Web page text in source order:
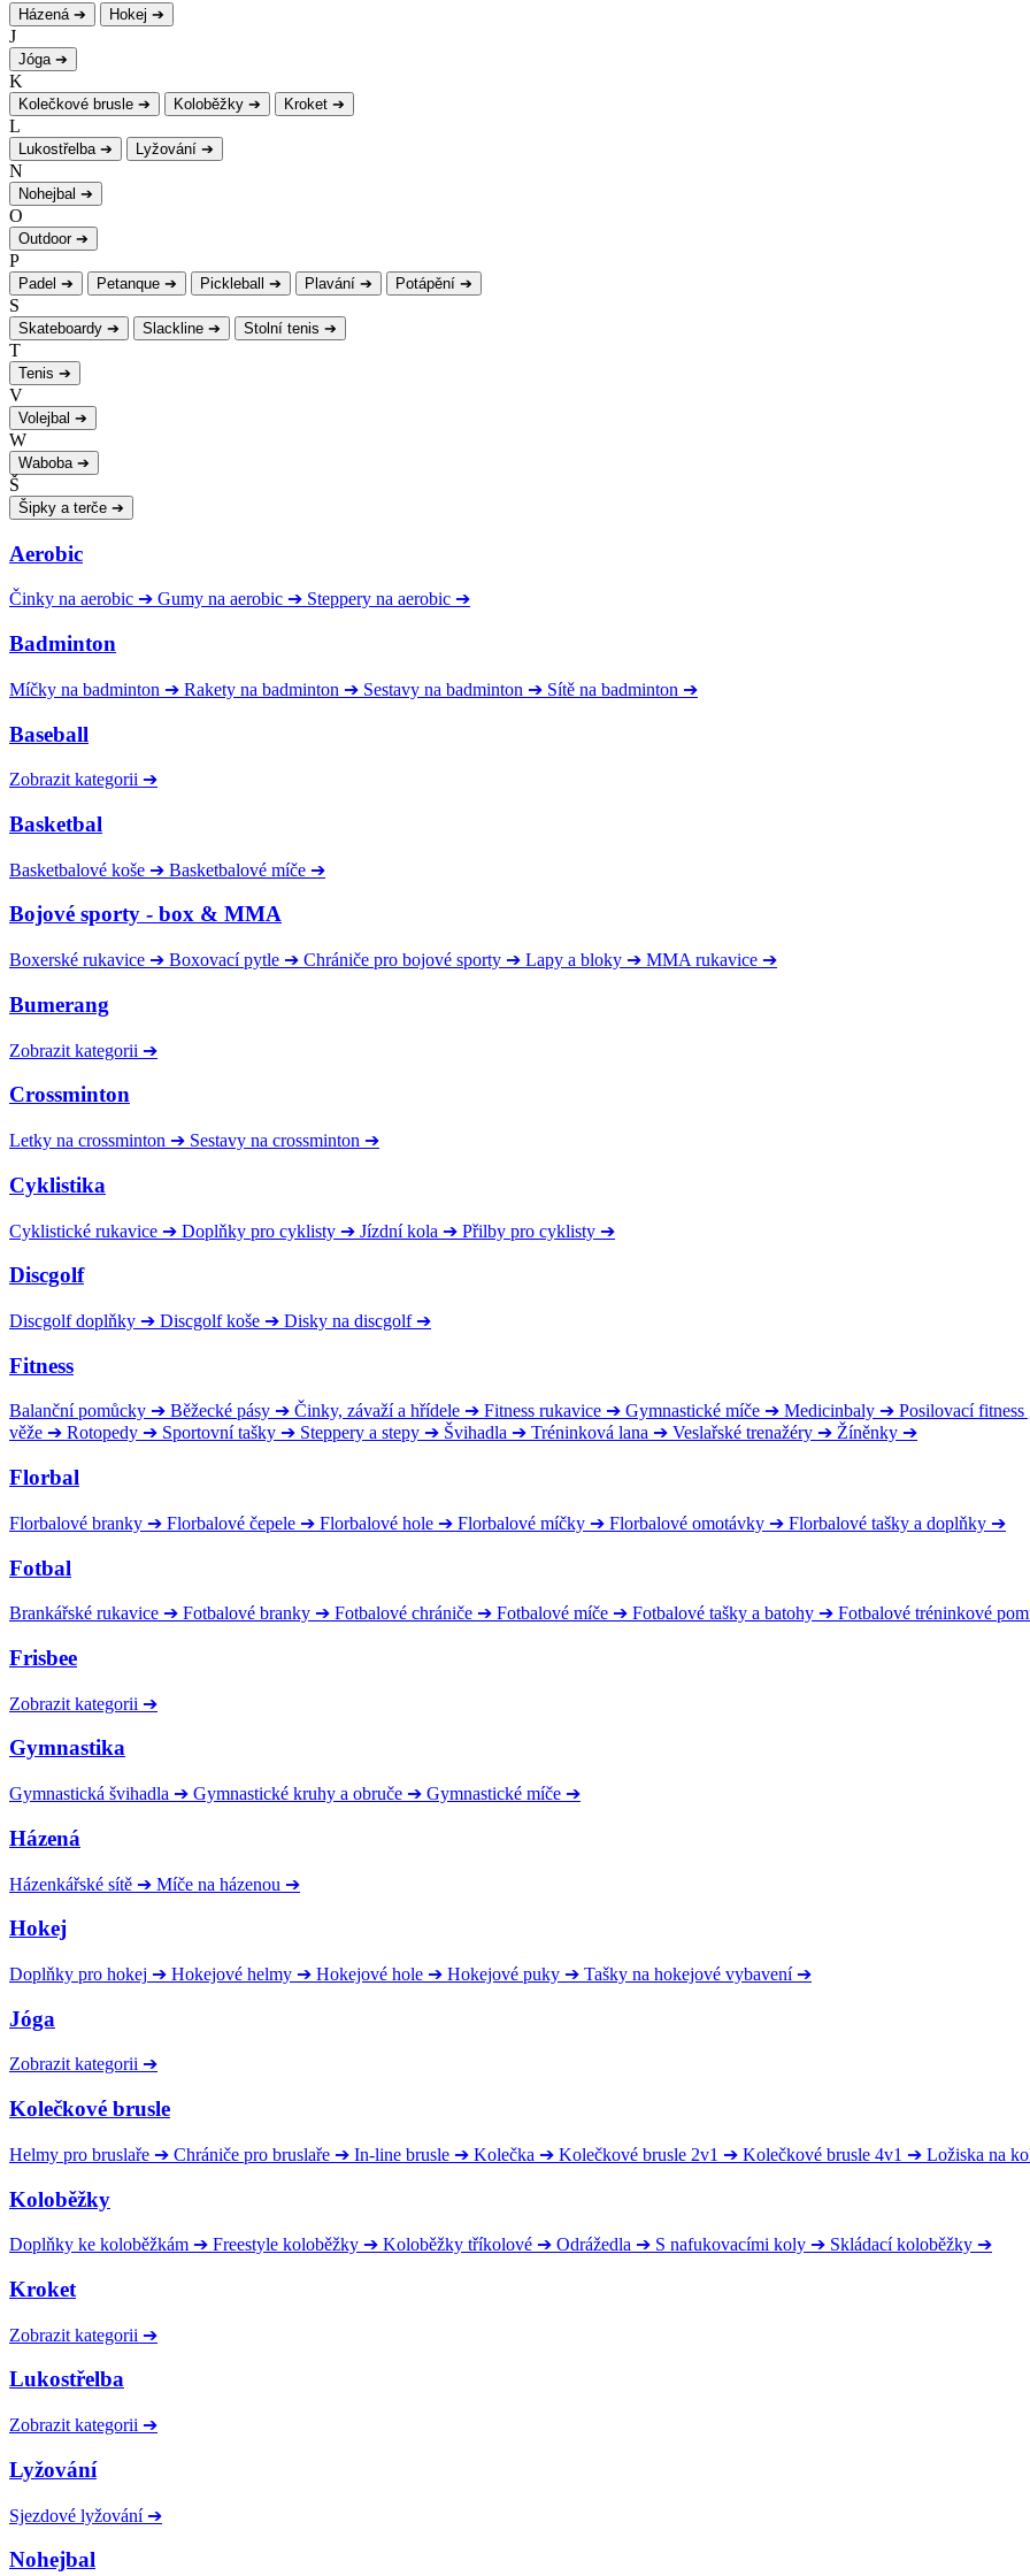
Házená ➔ Hokej ➔
J
Jóga ➔
K
Kolečkové brusle ➔ Koloběžky ➔ Kroket ➔
L
Lukostřelba ➔ Lyžování ➔
N
Nohejbal ➔
O
Outdoor ➔
P
Padel ➔ Petanque ➔ Pickleball ➔ Plavání ➔ Potápění ➔
S
Skateboardy ➔ Slackline ➔ Stolní tenis ➔
T
Tenis ➔
V
Volejbal ➔
W
Waboba ➔
Š
Šipky a terče ➔
Aerobic
Činky na aerobic ➔ Gumy na aerobic ➔ Steppery na aerobic ➔
Badminton
Míčky na badminton ➔ Rakety na badminton ➔ Sestavy na badminton ➔ Sítě na badminton ➔
Baseball
Zobrazit kategorii ➔
Basketbal
Basketbalové koše ➔ Basketbalové míče ➔
Bojové sporty - box & MMA
Boxerské rukavice ➔ Boxovací pytle ➔ Chrániče pro bojové sporty ➔ Lapy a bloky ➔ MMA rukavice ➔
Bumerang
Zobrazit kategorii ➔
Crossminton
Letky na crossminton ➔ Sestavy na crossminton ➔
Cyklistika
Cyklistické rukavice ➔ Doplňky pro cyklisty ➔ Jízdní kola ➔ Přilby pro cyklisty ➔
Discgolf
Discgolf doplňky ➔ Discgolf koše ➔ Disky na discgolf ➔
Fitness
Balanční pomůcky ➔ Běžecké pásy ➔ Činky, závaží a hřídele ➔ Fitness rukavice ➔ Gymnastické míče ➔ Medicinbaly ➔ Posilovací fitness
věže ➔ Rotopedy ➔ Sportovní tašky ➔ Steppery a stepy ➔ Švihadla ➔ Tréninková lana ➔ Veslařské trenažéry ➔ Žíněnky ➔
Florbal
Florbalové branky ➔ Florbalové čepele ➔ Florbalové hole ➔ Florbalové míčky ➔ Florbalové omotávky ➔ Florbalové tašky a doplňky ➔
Fotbal
Brankářské rukavice ➔ Fotbalové branky ➔ Fotbalové chrániče ➔ Fotbalové míče ➔ Fotbalové tašky a batohy ➔ Fotbalové tréninkové
Frisbee
Zobrazit kategorii ➔
Gymnastika
Gymnastická švihadla ➔ Gymnastické kruhy a obruče ➔ Gymnastické míče ➔
Házená
Házenkářské sítě ➔ Míče na házenou ➔
Hokej
Doplňky pro hokej ➔ Hokejové helmy ➔ Hokejové hole ➔ Hokejové puky ➔ Tašky na hokejové vybavení ➔
Jóga
Zobrazit kategorii ➔
Kolečkové brusle
Helmy pro bruslaře ➔ Chrániče pro bruslaře ➔ In-line brusle ➔ Kolečka ➔ Kolečkové brusle 2v1 ➔ Kolečkové brusle 4v1 ➔ Ložiska na
Koloběžky
Doplňky ke koloběžkám ➔ Freestyle koloběžky ➔ Koloběžky tříkolové ➔ Odrážedla ➔ S nafukovacími koly ➔ Skládací koloběžky ➔
Kroket
Zobrazit kategorii ➔
Lukostřelba
Zobrazit kategorii ➔
Lyžování
Sjezdové lyžování ➔
Nohejbal